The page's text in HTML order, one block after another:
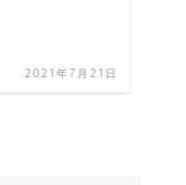
2021年7月21日